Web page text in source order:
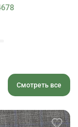
Смотреть все